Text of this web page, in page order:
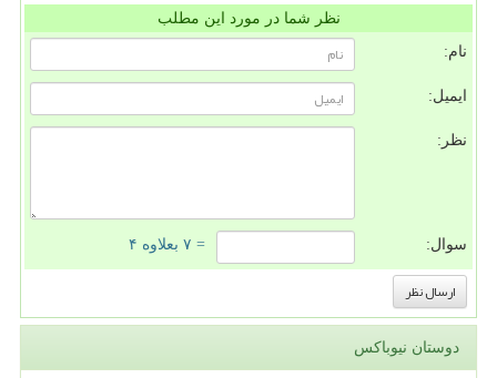
نظر شما در مورد این مطلب
نام:
ایمیل:
نظر:
سوال: = ۷ بعلاوه ۴
دوستان نیوباکس